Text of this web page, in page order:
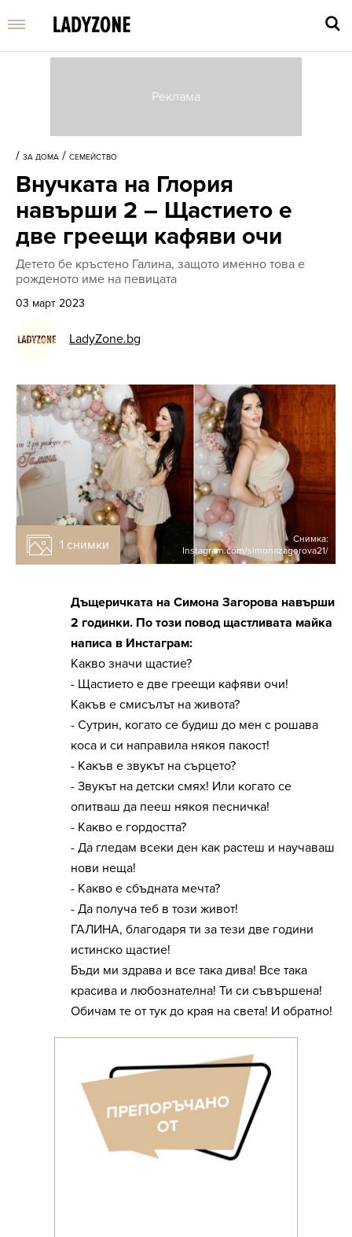
/ ЗА ДОМА / СЕМЕЙСТВО
Внучката на Глория
навърши 2 – Щастието е
две греещи кафяви очи
Детето бе кръстено Галина, защото именно това е
рожденото име на певицата
03 март 2023
LadyZone.bg
1 снимки
Снимка:
Instagram.com/simonazagorova21/
Дъщеричката на Симона Загорова навърши
2 годинки. По този повод щастливата майка
написа в Инстаграм:
Какво значи щастие?
- Щастието е две греещи кафяви очи!
Какъв е смисълът на живота?
- Сутрин, когато се будиш до мен с рошава
коса и си направила някоя пакост!
- Какъв е звукът на сърцето?
- Звукът на детски смях! Или когато се
опитваш да пееш някоя песничка!
- Какво е гордостта?
- Да гледам всеки ден как растеш и научаваш
нови неща!
- Какво е сбъдната мечта?
- Да получа теб в този живот!
ГАЛИНА, благодаря ти за тези две години
истинско щастие!
Бъди ми здрава и все така дива! Все така
красива и любознателна! Ти си съвършена!
Обичам те от тук до края на света! И обратно!